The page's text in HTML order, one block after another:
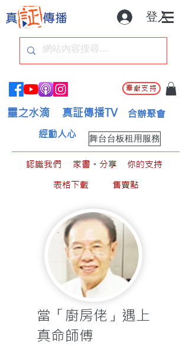
登入
奉獻支持
靈之水滴 真証傳播TV 合辦聚會
舞台台板租用服務
經動人心
認識我們 家書。分享
你的支持
表格下載
售賣點
當「廚房佬」遇上
真命師傅